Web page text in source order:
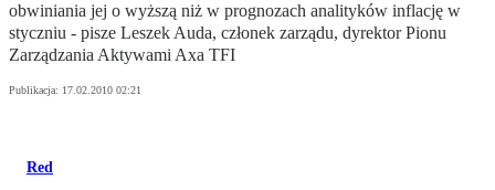
obwiniania jej o wyższą niż w prognozach analityków inflację w
styczniu - pisze Leszek Auda, członek zarządu, dyrektor Pionu
Zarządzania Aktywami Axa TFI
Publikacja: 17.02.2010 02:21
Red